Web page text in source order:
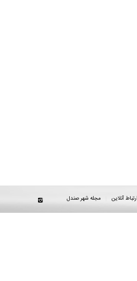
ارتباط آنلاین مجله شهر صندل